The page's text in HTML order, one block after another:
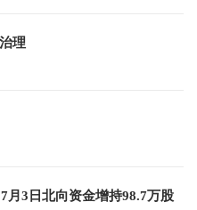
理
月3日北向资金增持98.7万股